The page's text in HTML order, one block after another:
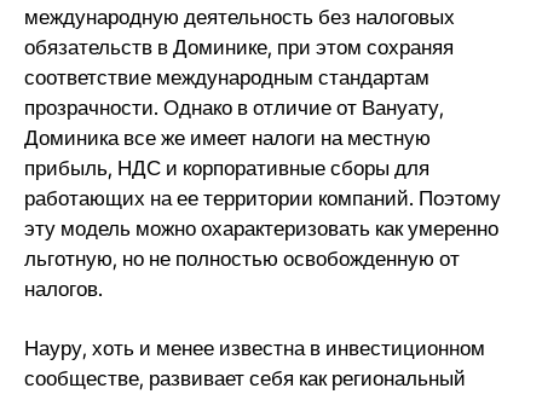
международную деятельность без налоговых
обязательств в Доминике, при этом сохраняя
соответствие международным стандартам
прозрачности. Однако в отличие от Вануату,
Доминика все же имеет налоги на местную
прибыль, НДС и корпоративные сборы для
работающих на ее территории компаний. Поэтому
эту модель можно охарактеризовать как умеренно
льготную, но не полностью освобожденную от
налогов.
Науру, хоть и менее известна в инвестиционном
сообществе, развивает себя как региональный